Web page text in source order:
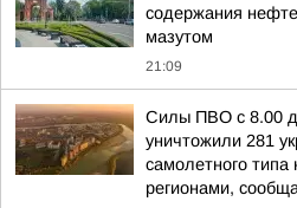
содержания
мазутом
21:09
Силы ПВО с 8.00
уничтожили 281
самолетного типа
регионами,